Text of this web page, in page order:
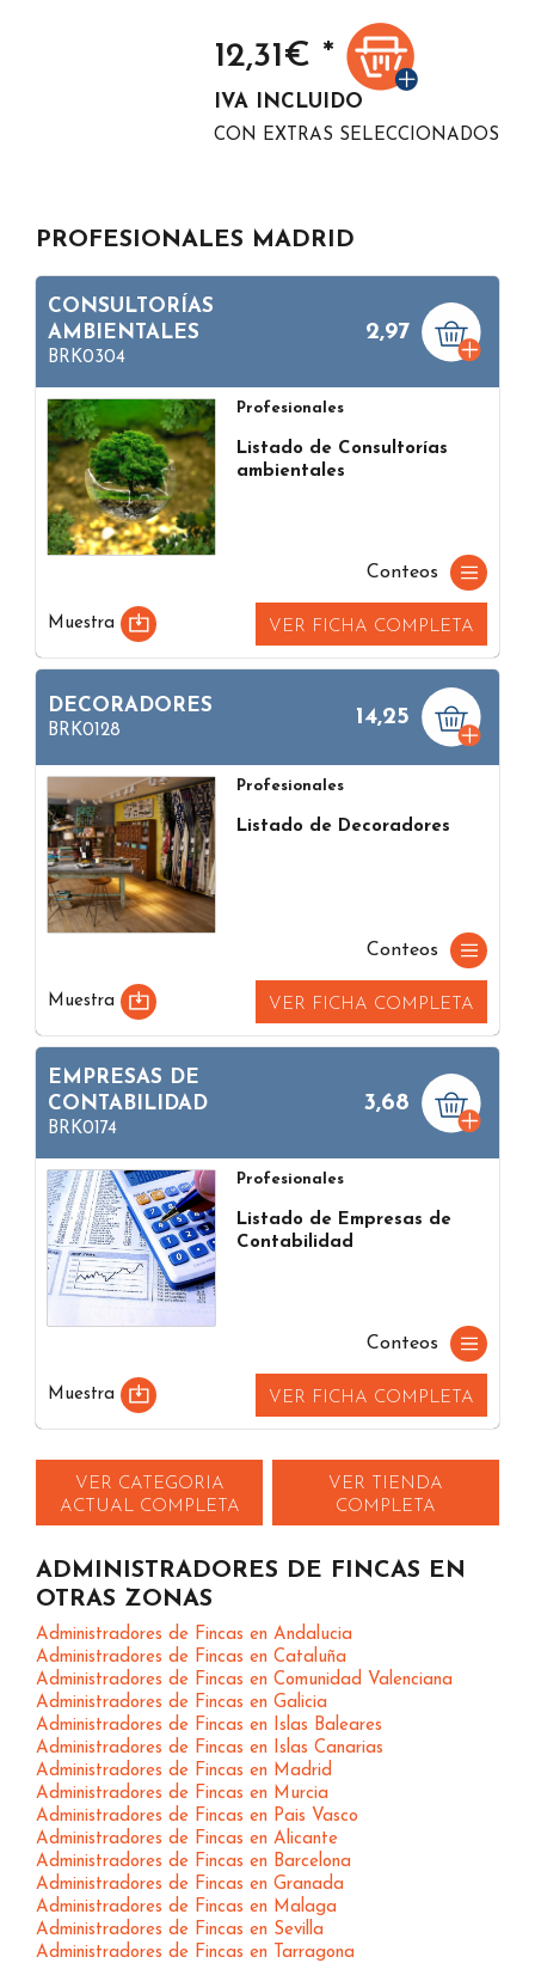
12,31€ *
IVA INCLUIDO
CON EXTRAS SELECCIONADOS
PROFESIONALES MADRID
CONSULTORÍAS
AMBIENTALES
BRK0304
2,97
Profesionales
Listado de Consultorías
ambientales
Conteos
Muestra VER FICHA COMPLETA
DECORADORES
BRK0128
14,25
Profesionales
Listado de Decoradores
Conteos
Muestra VER FICHA COMPLETA
EMPRESAS DE
CONTABILIDAD
BRK0174
3,68
Profesionales
Listado de Empresas de
Contabilidad
Conteos
Muestra VER FICHA COMPLETA
VER CATEGORIA
ACTUAL COMPLETA
VER TIENDA
COMPLETA
ADMINISTRADORES DE FINCAS EN
OTRAS ZONAS
Administradores de Fincas en Andalucia
Administradores de Fincas en Cataluña
Administradores de Fincas en Comunidad Valenciana
Administradores de Fincas en Galicia
Administradores de Fincas en Islas Baleares
Administradores de Fincas en Islas Canarias
Administradores de Fincas en Madrid
Administradores de Fincas en Murcia
Administradores de Fincas en Pais Vasco
Administradores de Fincas en Alicante
Administradores de Fincas en Barcelona
Administradores de Fincas en Granada
Administradores de Fincas en Malaga
Administradores de Fincas en Sevilla
Administradores de Fincas en Tarragona